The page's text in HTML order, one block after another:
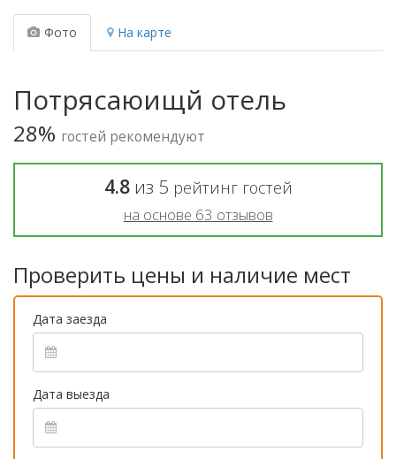
Фото На карте
Потрясаюищй отель
28% гостей рекомендуют
4.8из 5 рейтинг гостей
на основе 63 отзывов
Проверить цены и наличие мест
Дата заезда
Дата выезда